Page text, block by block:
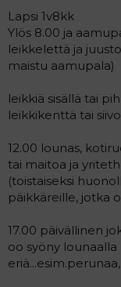
Lapsi 1v8kk
Ylös 8.00 ja
leikkelettä ja
maistu aamupala)
leikkiä sisällä tai
leikkikenttä tai
12.00 lounas,
tai maitoa ja
(toistaiseksi
päikkäreille, jotka
17.00 päivällinen
oo syöny